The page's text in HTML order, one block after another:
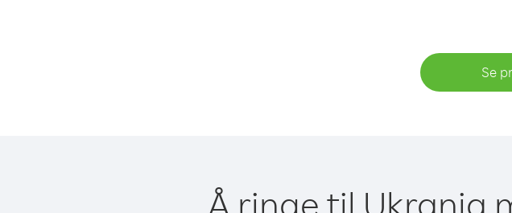
Se
Å ringe til Ukrania